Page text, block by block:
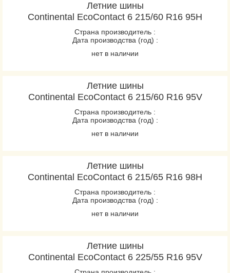
Летние шины
Continental EcoContact 6 215/60 R16 95H
Страна производитель :
Дата производства (год) :
нет в наличии
Летние шины
Continental EcoContact 6 215/60 R16 95V
Страна производитель :
Дата производства (год) :
нет в наличии
Летние шины
Continental EcoContact 6 215/65 R16 98H
Страна производитель :
Дата производства (год) :
нет в наличии
Летние шины
Continental EcoContact 6 225/55 R16 95V